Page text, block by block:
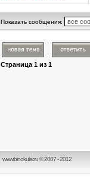
Показать сообщения:
Страница 1 из 1
www.binokular.ru © 2007 - 2012